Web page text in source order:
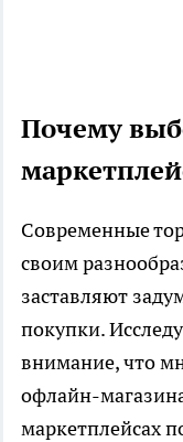
Почему
Современные
своим
заставляют
покупки.
внимание, что
офлайн-
маркетплейсах